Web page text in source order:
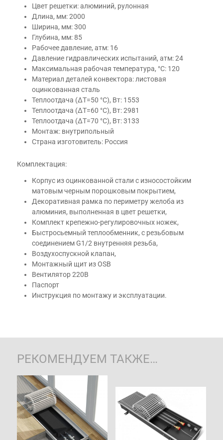
Цвет решетки: алюминий, рулонная
Длина, мм: 2000
Ширина, мм: 300
Глубина, мм: 85
Рабочее давление, атм: 16
Давление гидравлических испытаний, атм: 24
Максимальная рабочая температура, °С: 120
Материал деталей конвектора: листовая
оцинкованная сталь
Теплоотдача (ΔT=50 °C), Вт: 1553
Теплоотдача (ΔT=60 °C), Вт: 2981
Теплоотдача (ΔT=70 °C), Вт: 3133
Монтаж: внутрипольный
Страна изготовитель: Россия
Комплектация:
Корпус из оцинкованной стали с износостойким
матовым черным порошковым покрытием,
Декоративная рамка по периметру желоба из
алюминия, выполненная в цвет решетки,
Комплект крепежно-регулировочных ножек,
Быстросьемный теплообменник, с резьбовым
соединением G1/2 внутренняя резьба,
Воздухоспускной клапан,
Монтажный щит из OSB
Вентилятор 220В
Паспорт
Инструкция по монтажу и эксплуатации.
РЕКОМЕНДУЕМ ТАКЖЕ…